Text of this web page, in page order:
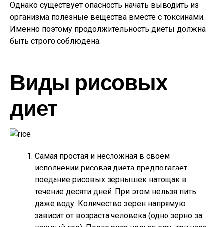
Однако существует опасность начать выводить из
организма полезные вещества вместе с токсинами.
Именно поэтому продолжительность диеты должна
быть строго соблюдена.
Виды рисовых
диет
Самая простая и несложная в своем
исполнении рисовая диета предполагает
поедание рисовых зернышек натощак в
течение десяти дней. При этом нельзя пить
даже воду. Количество зерен напрямую
зависит от возраста человека (одно зерно за